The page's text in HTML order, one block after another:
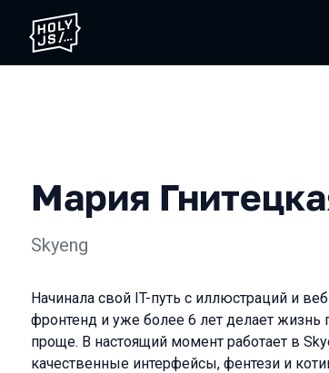
Мария
Skyeng
Начинала свой IT-путь с иллюстраций и
фронтенд и уже более 6 лет делает жизнь
проще. В настоящий момент работает в
качественные интерфейсы, фентези и